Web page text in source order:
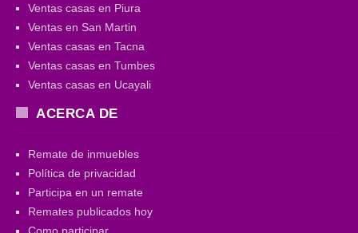
Ventas casas en Piura
Ventas en San Martin
Ventas casas en Tacna
Ventas casas en Tumbes
Ventas casas en Ucayali
ACERCA DE
Remate de inmuebles
Política de privacidad
Participa en un remate
Remates publicados hoy
Como participar